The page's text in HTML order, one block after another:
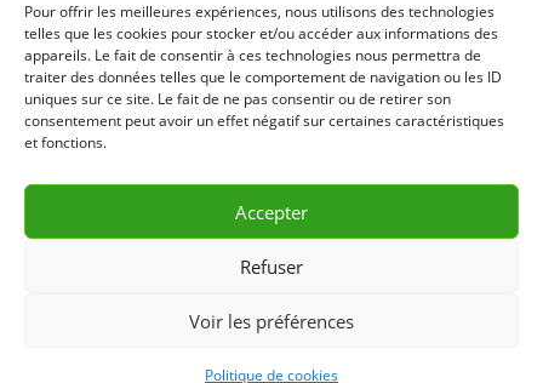
Pour offrir les meilleures expériences, nous utilisons des technologies
telles que les cookies pour stocker et/ou accéder aux informations des
appareils. Le fait de consentir à ces technologies nous permettra de
traiter des données telles que le comportement de navigation ou les ID
uniques sur ce site. Le fait de ne pas consentir ou de retirer son
consentement peut avoir un effet négatif sur certaines caractéristiques
et fonctions.
Accepter
Refuser
Voir les préférences
Politique de cookies
475.00$ – Mois
80.00$ – Fin de Semaine
*Usure consommables en sus
LLL862 – LLL863 – R23-01
DEMANDE D’INFORMATION
& RÉSERVATION